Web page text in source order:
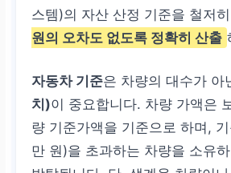
스템)의 자산 산정 기준을 철저
원의 오차도 없도록 정확히 산출
자동차 기준은 차량의 대수가 아
치)이 중요합니다. 차량 가액은
량 기준가액을 기준으로 하며,
만 원)을 초과하는 차량을 소유